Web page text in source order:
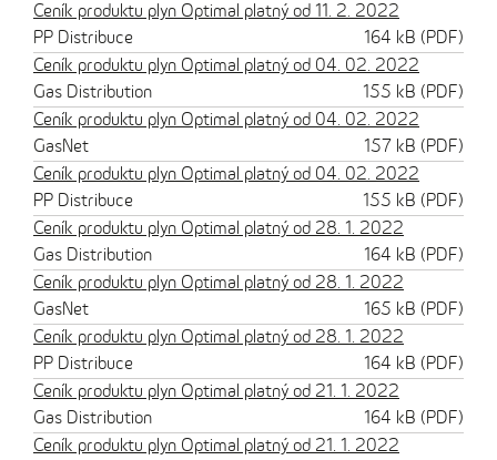
Ceník produktu plyn Optimal platný od 11. 2. 2022
PP Distribuce
164 kB (PDF)
Ceník produktu plyn Optimal platný od 04. 02. 2022
Gas Distribution
155 kB (PDF)
Ceník produktu plyn Optimal platný od 04. 02. 2022
GasNet
157 kB (PDF)
Ceník produktu plyn Optimal platný od 04. 02. 2022
PP Distribuce
155 kB (PDF)
Ceník produktu plyn Optimal platný od 28. 1. 2022
Gas Distribution
164 kB (PDF)
Ceník produktu plyn Optimal platný od 28. 1. 2022
GasNet
165 kB (PDF)
Ceník produktu plyn Optimal platný od 28. 1. 2022
PP Distribuce
164 kB (PDF)
Ceník produktu plyn Optimal platný od 21. 1. 2022
Gas Distribution
164 kB (PDF)
Ceník produktu plyn Optimal platný od 21. 1. 2022